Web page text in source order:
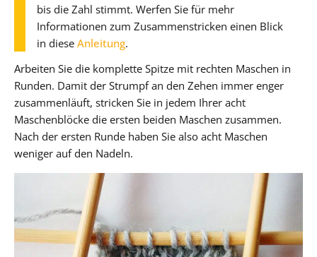
bis die Zahl stimmt. Werfen Sie für mehr
Informationen zum Zusammenstricken einen Blick
in diese Anleitung.
Arbeiten Sie die komplette Spitze mit rechten Maschen in
Runden. Damit der Strumpf an den Zehen immer enger
zusammenläuft, stricken Sie in jedem Ihrer acht
Maschenblöcke die ersten beiden Maschen zusammen.
Nach der ersten Runde haben Sie also acht Maschen
weniger auf den Nadeln.